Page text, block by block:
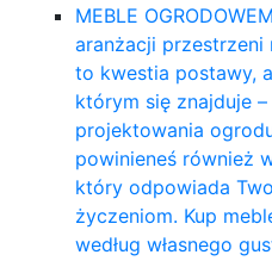
MEBLE OGRODOWE
aranżacji przestrzeni
to kwestia postawy,
którym się znajduje
projektowania
powinieneś również
który odpowiada
życzeniom. Kup
według własnego